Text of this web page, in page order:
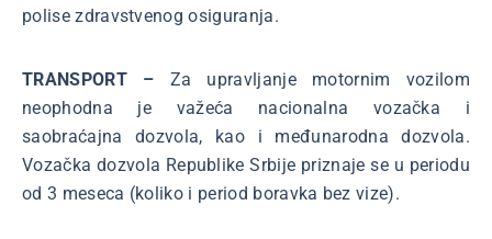
polise zdravstvenog osiguranja.
TRANSPORT – Za upravljanje motornim vozilom
neophodna je važeća nacionalna vozačka i
saobraćajna dozvola, kao i međunarodna dozvola.
Vozačka dozvola Republike Srbije priznaje se u periodu
od 3 meseca (koliko i period boravka bez vize).